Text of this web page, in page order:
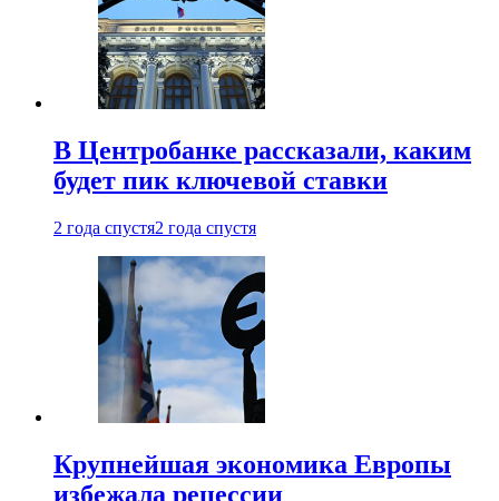
В Центробанке рассказали, каким
будет пик ключевой ставки
2 года спустя2 года спустя
Крупнейшая экономика Европы
избежала рецессии